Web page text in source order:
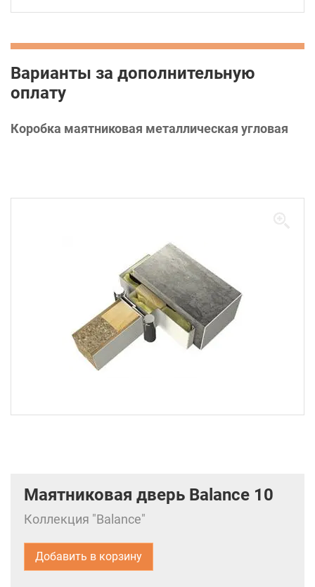
Варианты за дополнительную
оплату
Коробка маятниковая металлическая угловая
Маятниковая дверь Balance 10
Коллекция "Balance"
Добавить в корзину